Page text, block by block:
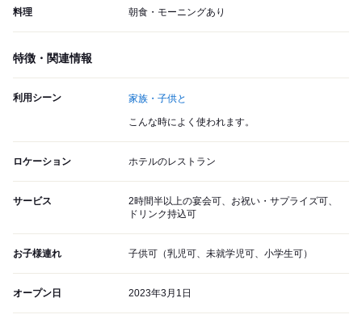
料理 朝食・モーニングあり
特徴・関連情報
利用シーン 家族・子供と
こんな時によく使われます。
ロケーション ホテルのレストラン
サービス
2時間半以上の宴会可、お祝い・サプライズ可、
ドリンク持込可
お子様連れ 子供可（乳児可、未就学児可、小学生可）
オープン日 2023年3月1日